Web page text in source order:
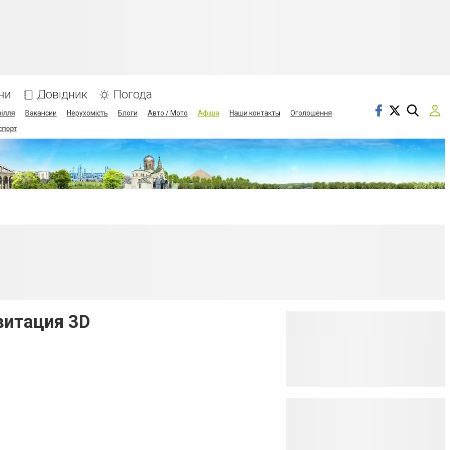
Довідник Погода
Вакансии Нерухомість Блоги Авто / Мото Афіша Наши контакты
Оголошення
3D